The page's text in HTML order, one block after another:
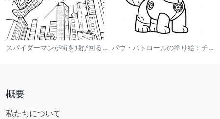
スパイダーマンが街を飛び回る塗り絵 パウ・パトロールの塗り絵：チェイス
概要
私たちについて